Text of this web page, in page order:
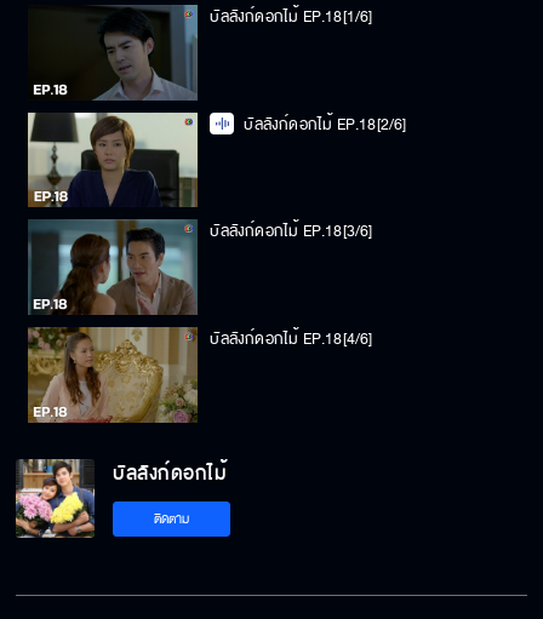
บัลลังก์ดอกไม้ EP.18[1/6]
บัลลังก์ดอกไม้ EP.18[2/6]
บัลลังก์ดอกไม้ EP.18[3/6]
บัลลังก์ดอกไม้ EP.18[4/6]
บัลลังก์ดอกไม้
ติดตาม